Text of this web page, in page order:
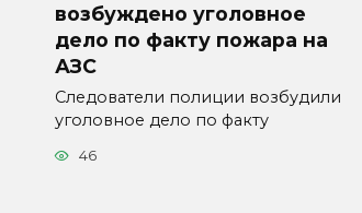
возбуждено уголовное
дело по факту пожара на
АЗС
Следователи полиции возбудили
уголовное дело по факту
46